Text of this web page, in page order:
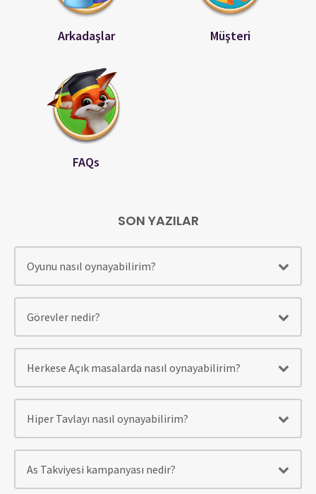
Arkadaşlar Müşteri
FAQs
SON YAZILAR
Oyunu nasıl oynayabilirim?
Görevler nedir?
Herkese Açık masalarda nasıl oynayabilirim?
Hiper Tavlayı nasıl oynayabilirim?
As Takviyesi kampanyası nedir?